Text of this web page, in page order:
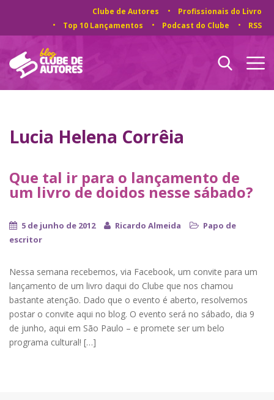
Clube de Autores
Profissionais do Livro
Top 10 Lançamentos
Podcast do Clube RSS
Lucia Helena Corrêia
Que tal ir para o lançamento de
um livro de doidos nesse sábado?
5 de junho de 2012 Ricardo Almeida
Papo de
escritor
Nessa semana recebemos, via Facebook, um convite para um
lançamento de um livro daqui do Clube que nos chamou
bastante atenção. Dado que o evento é aberto, resolvemos
postar o convite aqui no blog. O evento será no sábado, dia 9
de junho, aqui em São Paulo – e promete ser um belo
programa cultural! […]